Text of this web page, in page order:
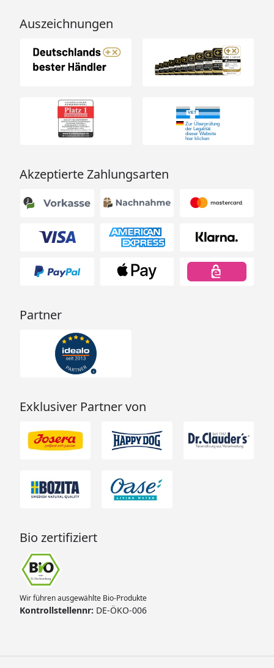
Auszeichnungen
Akzeptierte Zahlungsarten
Partner
Exklusiver Partner von
Bio zertifiziert
Wir führen ausgewählte Bio-Produkte
Kontrollstellennr: DE-ÖKO-006